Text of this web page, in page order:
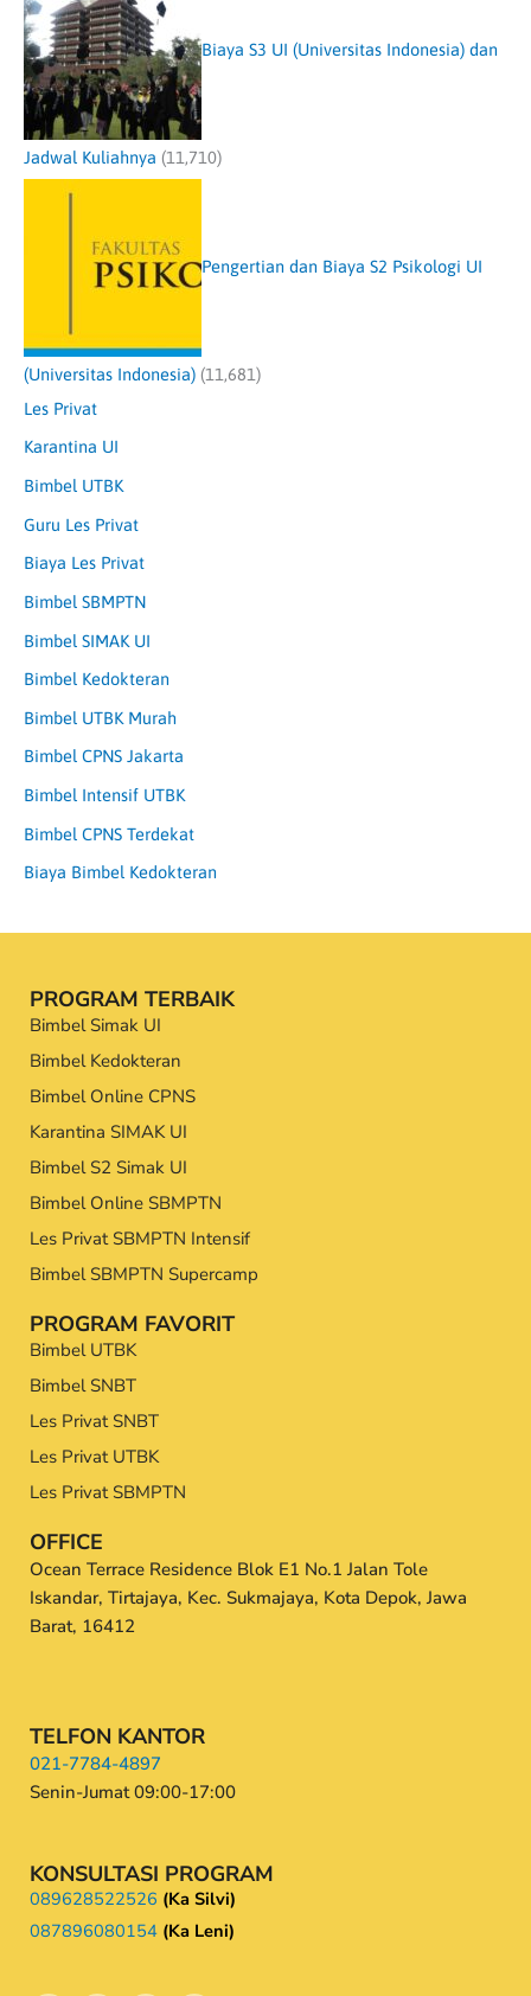
Biaya S3 UI (Universitas Indonesia) dan
Jadwal Kuliahnya (11,710)
Pengertian dan Biaya S2 Psikologi UI
(Universitas Indonesia) (11,681)
Les Privat
Karantina UI
Bimbel UTBK
Guru Les Privat
Biaya Les Privat
Bimbel SBMPTN
Bimbel SIMAK UI
Bimbel Kedokteran
Bimbel UTBK Murah
Bimbel CPNS Jakarta
Bimbel Intensif UTBK
Bimbel CPNS Terdekat
Biaya Bimbel Kedokteran
PROGRAM TERBAIK
Bimbel Simak UI
Bimbel Kedokteran
Bimbel Online CPNS
Karantina SIMAK UI
Bimbel S2 Simak UI
Bimbel Online SBMPTN
Les Privat SBMPTN Intensif
Bimbel SBMPTN Supercamp
PROGRAM FAVORIT
Bimbel UTBK
Bimbel SNBT
Les Privat SNBT
Les Privat UTBK
Les Privat SBMPTN
OFFICE
Ocean Terrace Residence Blok E1 No.1 Jalan Tole
Iskandar, Tirtajaya, Kec. Sukmajaya, Kota Depok, Jawa
Barat, 16412
TELFON KANTOR
021-7784-4897
Senin-Jumat 09:00-17:00
KONSULTASI PROGRAM
089628522526 (Ka Silvi)
087896080154 (Ka Leni)